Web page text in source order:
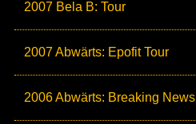
2007 Bela B: Tour
2007 Abwärts: Epofit Tour
2006 Abwärts: Breaking News